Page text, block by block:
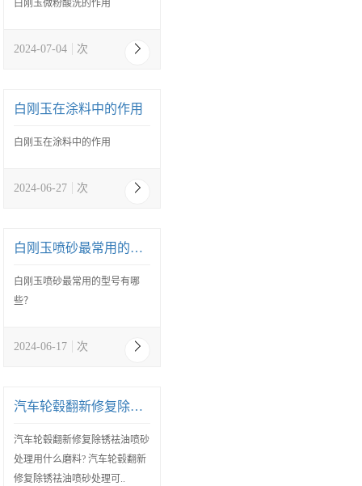
白刚玉微粉酸洗的作用
2024-07-04 次
白刚玉在涂料中的作用
白刚玉在涂料中的作用
2024-06-27 次
白刚玉喷砂最常用的型号有哪些？
白刚玉喷砂最常用的型号有哪
些？
2024-06-17 次
汽车轮毂翻新修复除锈祛油喷砂处理用什么磨料?
汽车轮毂翻新修复除锈祛油喷砂
处理用什么磨料? 汽车轮毂翻新
修复除锈祛油喷砂处理可..